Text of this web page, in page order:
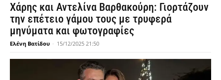
Χάρης και Αντελίνα Βαρθακούρη: Γιορτάζουν
την επέτειο γάμου τους με τρυφερά
μηνύματα και φωτογραφίες
Ελένη Βατίδου - 15/12/2025 21:50